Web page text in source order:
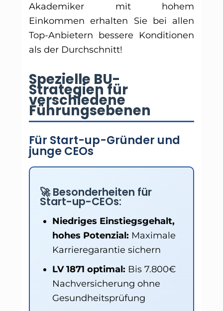
Akademiker mit hohem
Einkommen erhalten Sie bei allen
Top-Anbietern bessere Konditionen
als der Durchschnitt!
Spezielle BU-
Strategien für
verschiedene
Führungsebenen
Für Start-up-Gründer und
junge CEOs
🚀 Besonderheiten für
Start-up-CEOs:
Niedriges Einstiegsgehalt,
hohes Potenzial: Maximale
Karrieregarantie sichern
LV 1871 optimal: Bis 7.800€
Nachversicherung ohne
Gesundheitsprüfung